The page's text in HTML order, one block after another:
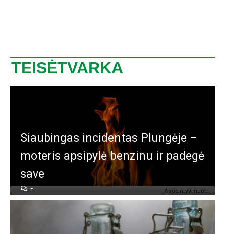
TEISĖTVARKA
Asociatyvi nuotr.
Siau­bin­gas in­ci­den­tas Plun­gė­je –
mo­te­ris ap­si­py­lė ben­zi­nu ir pa­de­gė
sa­ve
-